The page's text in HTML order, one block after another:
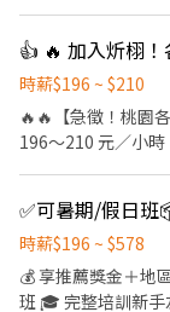
🔹假日早班：
2~6小時，一個月
日班時薪=$224 晚
薪$264
蘆竹、中壢、龜
📩 【火速卡位應徵
快速安排送審）：
僅供廠商審核，敏
➋加入留言：
+應徵蝦皮門市人員
✔ 排班方式： ☀️
日 1–3 間門市 ✔ 彈
間 早班｜
18:30–23:30 夜班｜23:30–03:30
栗縣大湖鄉中山路
8之1號1、2樓 苗栗
自治路393號1樓
時薪$196 ~ $210
🔥🔥【急徵！桃園各區計時理
196～210 元／小時
【工作內容】 ✅ 理貨
時間】 🌆 中班｜
想找一份穩定又好
穩定安排班別！ 📲 立即加入官方賴：@XINXU 📩 私訊留下： ✔ 姓
時薪$196 ~ $578
💰 享推薦獎金＋地
班 🎓 完整培訓新手